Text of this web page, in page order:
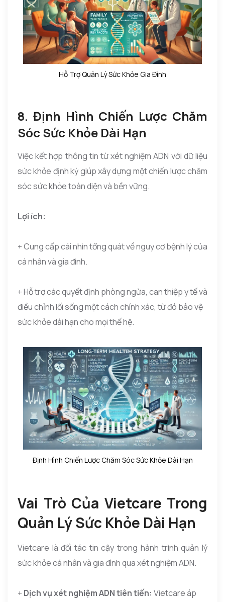
Hỗ Trợ Quản Lý Sức Khỏe Gia Đình
8. Định Hình Chiến Lược Chăm
Sóc Sức Khỏe Dài Hạn
Việc kết hợp thông tin từ xét nghiệm ADN với dữ liệu
sức khỏe định kỳ giúp xây dựng một chiến lược chăm
sóc sức khỏe toàn diện và bền vững.
Lợi ích:
+ Cung cấp cái nhìn tổng quát về nguy cơ bệnh lý của
cá nhân và gia đình.
+ Hỗ trợ các quyết định phòng ngừa, can thiệp y tế và
điều chỉnh lối sống một cách chính xác, từ đó bảo vệ
sức khỏe dài hạn cho mọi thế hệ.
Định Hình Chiến Lược Chăm Sóc Sức Khỏe Dài Hạn
Vai Trò Của Vietcare Trong
Quản Lý Sức Khỏe Dài Hạn
Vietcare là đối tác tin cậy trong hành trình quản lý
sức khỏe cá nhân và gia đình qua xét nghiệm ADN.
+ Dịch vụ xét nghiệm ADN tiên tiến: Vietcare áp